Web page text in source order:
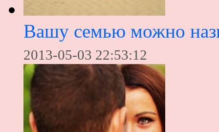
Вашу семью можно
2013-05-03 22:53:12